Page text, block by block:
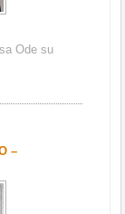
Ode su
–